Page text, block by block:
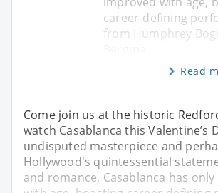
career-defining
from Humphrey
Read
Come join us at the historic
watch Casablanca this Valentine’s
undisputed masterpiece and
Hollywood's quintessential
and romance, Casablanca has